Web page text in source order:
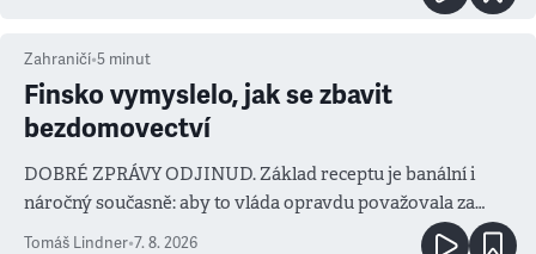
Zahraničí•5 minut
Finsko vymyslelo, jak se zbavit
bezdomovectví
DOBRÉ ZPRÁVY ODJINUD. Základ receptu je banální i
náročný současně: aby to vláda opravdu považovala za
prioritu
Tomáš Lindner•7. 8. 2026